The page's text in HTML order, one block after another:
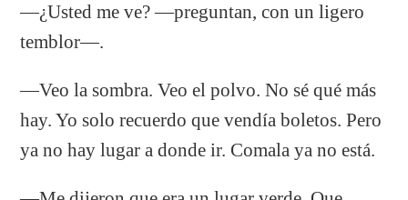
—¿Usted me ve? —preguntan, con un ligero
temblor—.
—Veo la sombra. Veo el polvo. No sé qué más
hay. Yo solo recuerdo que vendía boletos. Pero
ya no hay lugar a donde ir. Comala ya no está.